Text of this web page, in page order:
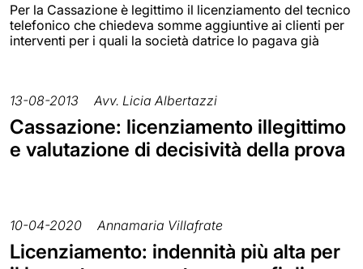
Per la Cassazione è legittimo il licenziamento del tecnico
telefonico che chiedeva somme aggiuntive ai clienti per
interventi per i quali la società datrice lo pagava già
13-08-2013 Avv. Licia Albertazzi
Cassazione: licenziamento illegittimo
e valutazione di decisività della prova
10-04-2020 Annamaria Villafrate
Licenziamento: indennità più alta per